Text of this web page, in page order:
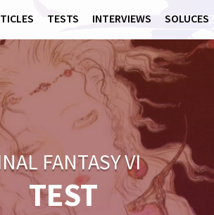
TESTS INTERVIEWS SOLUCES
FANTASY VI
TEST